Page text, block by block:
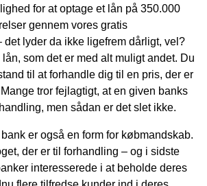
for at optage et lån på 350.000
gennem vores gratis
det lyder da ikke ligefrem dårligt, vel?
som det er med alt muligt andet. Du
til at forhandle dig til en pris, der er
tror fejlagtigt, at en given banks
men sådan er det slet ikke.
er også en form for købmandskab.
der er til forhandling – og i sidste
interesserede i at beholde deres